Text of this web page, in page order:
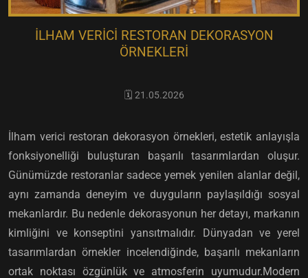
İLHAM VERICI RESTORAN DEKORASYON
ÖRNEKLERI
🗓️ 21.05.2026
İlham verici restoran dekorasyon örnekleri, estetik anlayışla
fonksiyonelliği buluşturan başarılı tasarımlardan oluşur.
Günümüzde restoranlar sadece yemek yenilen alanlar değil,
aynı zamanda deneyim ve duyguların paylaşıldığı sosyal
mekanlardır. Bu nedenle dekorasyonun her detayı, markanın
kimliğini ve konseptini yansıtmalıdır. Dünyadan ve yerel
tasarımlardan örnekler incelendiğinde, başarılı mekanların
ortak noktası özgünlük ve atmosferin uyumudur.Modern